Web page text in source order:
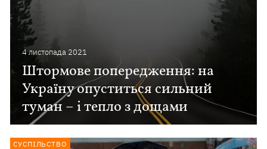
4 листопада 2021
Штормове попередження: на
Україну опуститься сильний
туман – і тепло з дощами
СУСПІЛЬСТВО